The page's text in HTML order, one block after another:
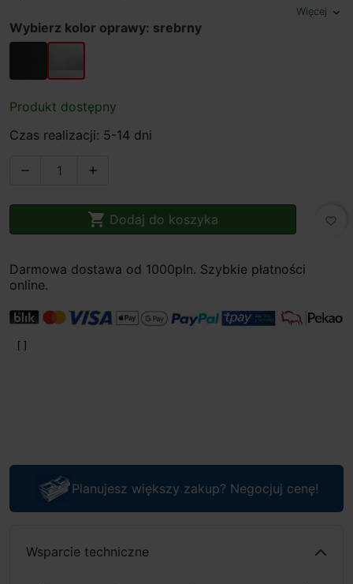
Więcej expand_more
Wybierz kolor oprawy: srebrny
antracytsrebrny
Produkt dostępny
Czas realizacji: 5-14 dni
 
 Dodaj do koszyka favorite_border
Darmowa dostawa od 1000pln. Szybkie płatności
online.
Planujesz większy zakup? Negocjuj cenę!
Wsparcie techniczne